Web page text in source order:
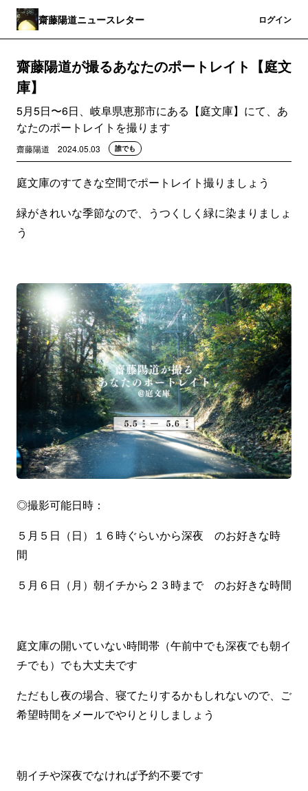
齋藤陽道ニュースレター ログイン
齋藤陽道が撮るあなたのポートレイト【庭文
庫】
5月5日〜6日、岐阜県恵那市にある【庭文庫】にて、あ
なたのポートレイトを撮ります
齋藤陽道 2024.05.03 誰でも
庭文庫のすてきな空間でポートレイト撮りましょう
緑がきれいな季節なので、うつくしく緑に染まりましょ
う
◎撮影可能日時：
５月５日（日）１６︎時ぐらいから深夜 のお好きな時
間
５月６日（月）朝イチから２３時まで のお好きな時間
庭文庫の開いていない時間帯（午前中でも深夜でも朝イ
チでも）でも大丈夫です
ただもし夜の場合、寝てたりするかもしれないので、ご
希望時間をメールでやりとりしましょう
朝イチや深夜でなければ予約不要です